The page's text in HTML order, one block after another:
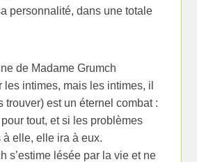
personnalité, dans une totale
de Madame Grumch
les intimes, mais les intimes, il
est un éternel combat :
tout, et si les problèmes
elle, elle ira à eux.
s’estime lésée par la vie et ne